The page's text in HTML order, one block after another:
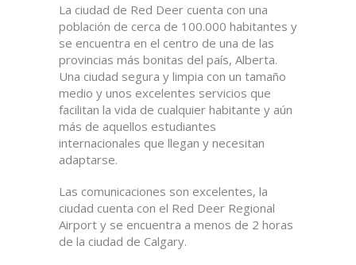
La ciudad de Red Deer cuenta con una
población de cerca de 100.000 habitantes y
se encuentra en el centro de una de las
provincias más bonitas del país, Alberta.
Una ciudad segura y limpia con un tamaño
medio y unos excelentes servicios que
facilitan la vida de cualquier habitante y aún
más de aquellos estudiantes
internacionales que llegan y necesitan
adaptarse.
Las comunicaciones son excelentes, la
ciudad cuenta con el Red Deer Regional
Airport y se encuentra a menos de 2 horas
de la ciudad de Calgary.